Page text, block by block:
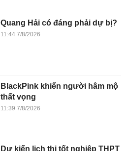
Quang Hải có đáng phải dự bị?
11:44 7/8/2026
BlackPink khiến người hâm mộ
thất vọng
11:39 7/8/2026
Dự kiến lịch thi tốt nghiệp THPT